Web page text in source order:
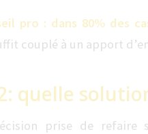
pro : dans 80% des
couplé à un apport
quelle
prise de refaire